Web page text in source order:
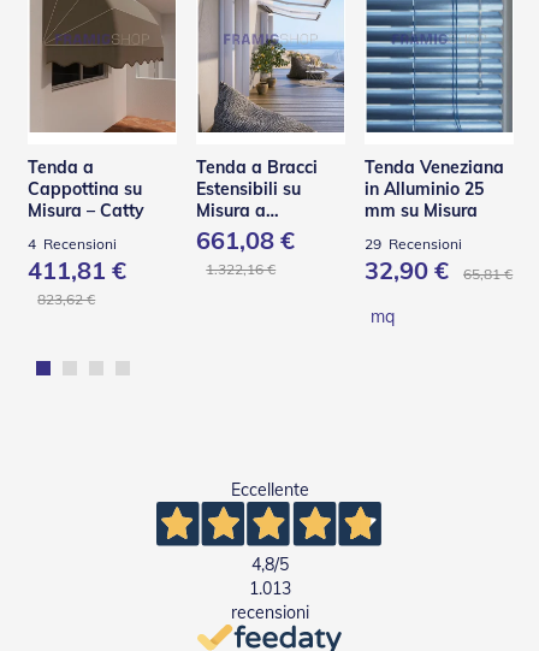
Tenda a
Cappottina su
Misura – Catty
4 Recensioni
411,81 €
823,62 €
Tenda a Bracci
Estensibili su
Misura a
Scomparsa Totale
– Base L
661,08 €
1.322,16 €
Tenda Veneziana
in Alluminio 25
mm su Misura
29 Recensioni
32,90 € 65,81 €
mq
Eccellente
4,8/5
1.013
recensioni